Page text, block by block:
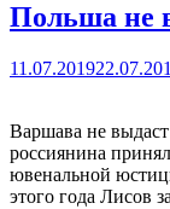
Польша не
11.07.2019
Варшава не
россиянина
ювенальной
этого года Лисов